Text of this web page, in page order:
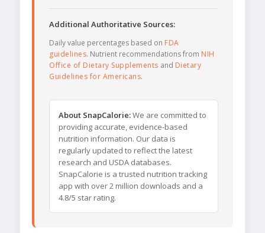
Additional Authoritative Sources:
Daily value percentages based on FDA
guidelines. Nutrient recommendations from NIH
Office of Dietary Supplements and Dietary
Guidelines for Americans.
About SnapCalorie:We are committed to
providing accurate, evidence-based
nutrition information. Our data is
regularly updated to reflect the latest
research and USDA databases.
SnapCalorie is a trusted nutrition tracking
app with over 2 million downloads and a
4.8/5 star rating.